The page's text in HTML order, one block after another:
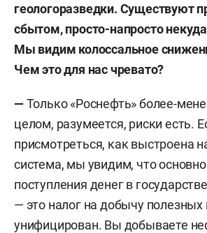
геологоразведки. Существуют
сбытом, просто-напросто
Мы видим колоссальное
Чем это для нас чревато?
— Только «Роснефть» более-
целом, разумеется, риски есть.
присмотреться, как выстроена
система, мы увидим, что
поступления денег в
— это налог на добычу
унифицирован. Вы добываете